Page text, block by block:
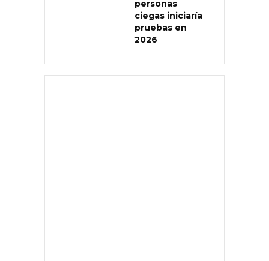
personas
ciegas iniciaría
pruebas en
2026